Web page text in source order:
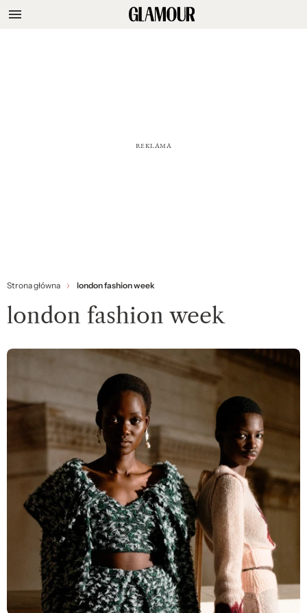
Strona główna london fashion week
london fashion week